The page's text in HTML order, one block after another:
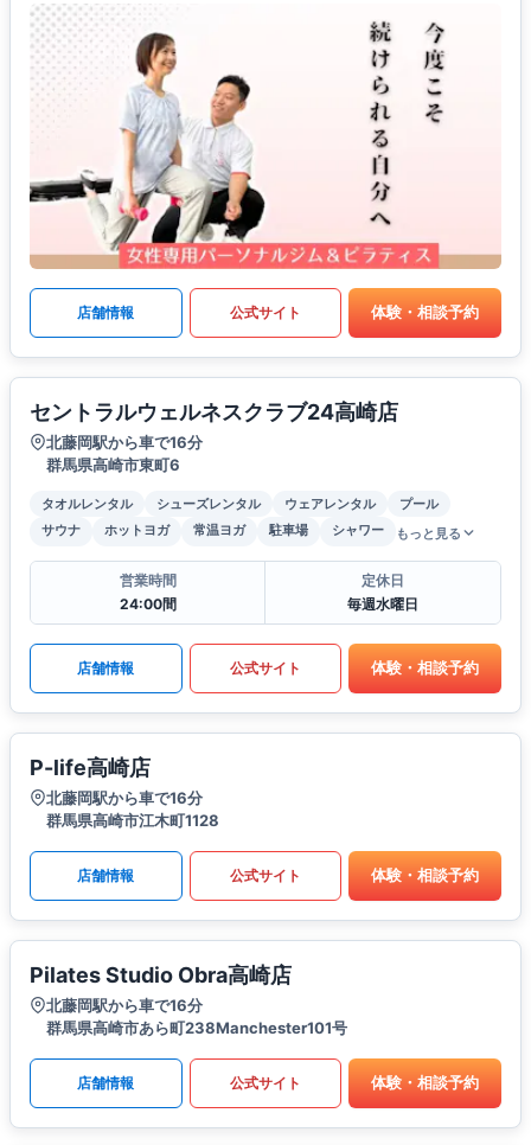
店舗情報 公式サイト 体験・相談予約
セントラルウェルネスクラブ24高崎店
北藤岡駅から車で16分
群馬県高崎市東町6
タオルレンタル シューズレンタル ウェアレンタル
プール
サウナ
ホットヨガ 常温ヨガ 駐車場 シャワー もっと見る
営業時間
24:00間
定休日
毎週水曜日
店舗情報 公式サイト 体験・相談予約
P-life高崎店
北藤岡駅から車で16分
群馬県高崎市江木町1128
店舗情報 公式サイト 体験・相談予約
Pilates Studio Obra高崎店
北藤岡駅から車で16分
群馬県高崎市あら町238Manchester101号
店舗情報 公式サイト 体験・相談予約